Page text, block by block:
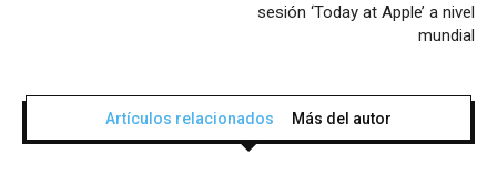
sesión ‘Today at Apple’ a nivel
mundial
Artículos relacionados Más del autor